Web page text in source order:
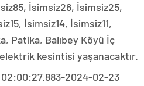
İsimsiz26, İsimsiz25,
İsimsiz14, İsimsiz11,
Patika, Balıbey Köyü İç
kesintisi yaşanacaktır.
2024-02-23